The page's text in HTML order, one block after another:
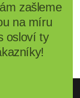
zašleme
na míru
osloví ty